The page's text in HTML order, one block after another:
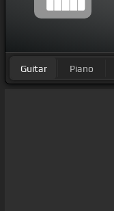
Guitar Piano